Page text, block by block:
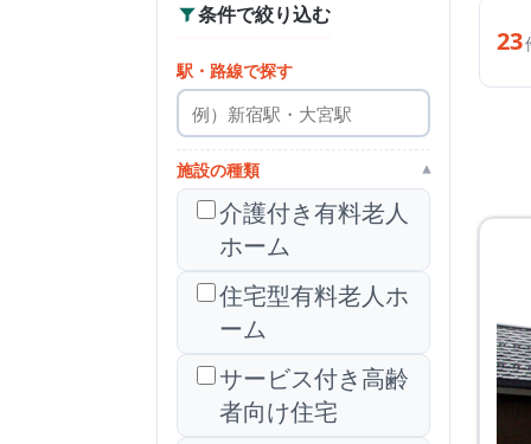
条件で絞り込む
駅・路線で探す
施設の種類 ▾
介護付き有料老人
ホーム
住宅型有料老人ホ
ーム
サービス付き高齢
者向け住宅
23